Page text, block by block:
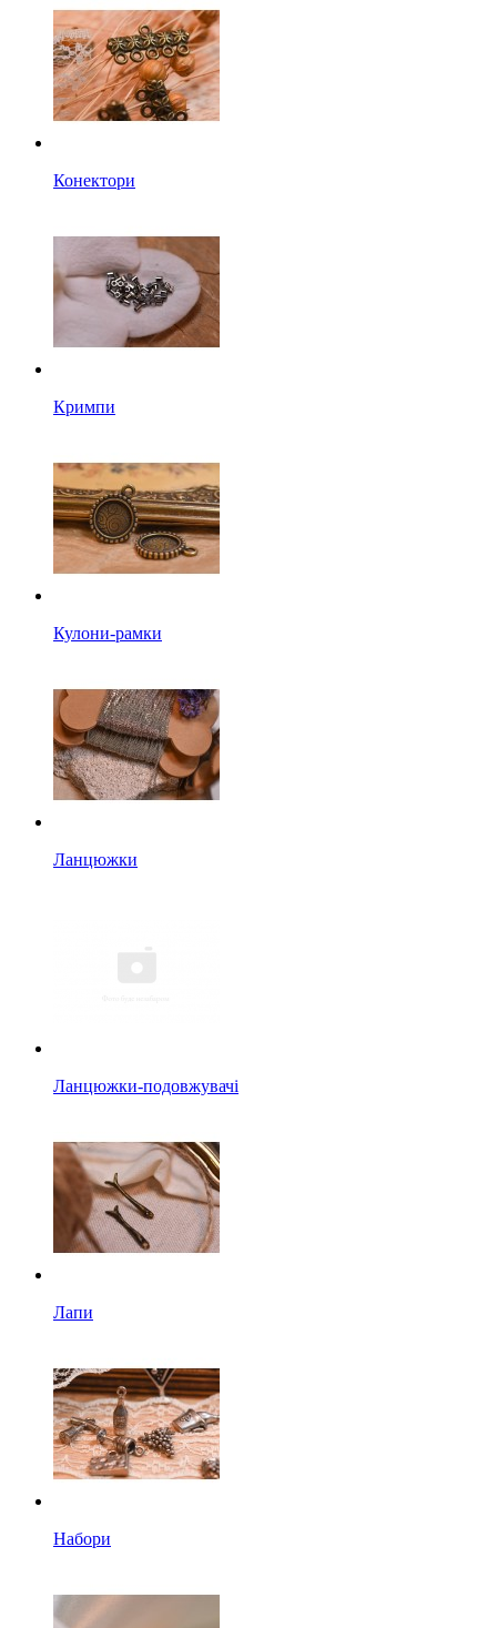
Конектори
Кримпи
Кулони-рамки
Ланцюжки
Ланцюжки-подовжувачі
Лапи
Набори